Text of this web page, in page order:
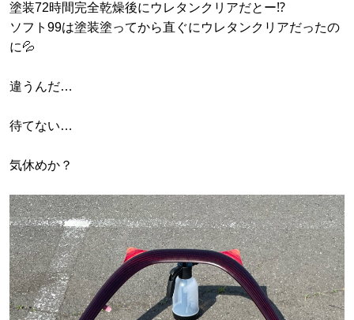
塗装72時間完全乾燥後にウレタンクリアだとー⁉️
ソフト99は塗装塗ってから直ぐにウレタンクリアだったの
に💦
違うんだ…
待てない…
気休めか？